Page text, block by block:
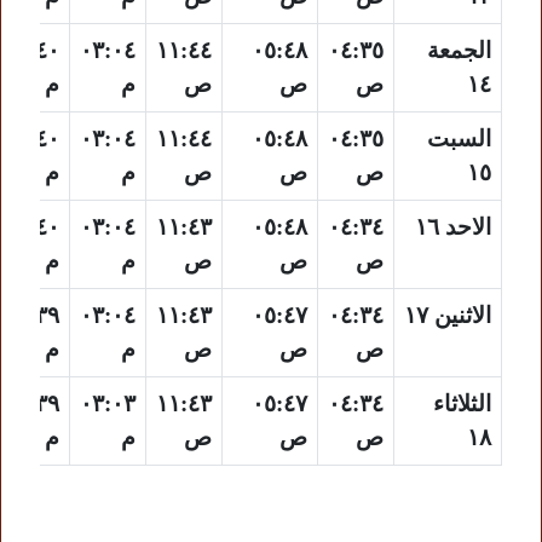
الجمعة
١٤
٠٤:٣٥
ص
٠٥:٤٨
ص
١١:٤٤
ص
٠٣:٠٤
م
٠٥:٤٠
م
السبت
١٥
٠٤:٣٥
ص
٠٥:٤٨
ص
١١:٤٤
ص
٠٣:٠٤
م
٠٥:٤٠
م
الاحد ١٦
٠٤:٣٤
ص
٠٥:٤٨
ص
١١:٤٣
ص
٠٣:٠٤
م
٠٥:٤٠
م
الاثنين ١٧
٠٤:٣٤
ص
٠٥:٤٧
ص
١١:٤٣
ص
٠٣:٠٤
م
٠٥:٣٩
م
الثلاثاء
١٨
٠٤:٣٤
ص
٠٥:٤٧
ص
١١:٤٣
ص
٠٣:٠٣
م
٠٥:٣٩
م